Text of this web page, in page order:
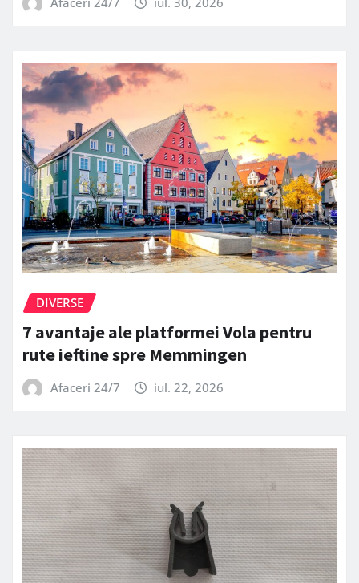
DIVERSE
7 avantaje ale platformei Vola pentru
rute ieftine spre Memmingen
Afaceri 24/7 iul. 22, 2026